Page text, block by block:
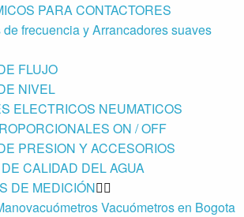
PARA CONTACTORES
frecuencia y Arrancadores suaves
FLUJO
NIVEL
ELECTRICOS NEUMATICOS
ON / OFF
PRESION Y ACCESORIOS
CALIDAD DEL AGUA
DE MEDICIÓN
Vacuómetros en Bogota